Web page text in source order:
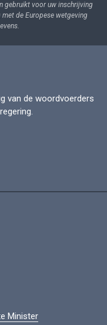
gebruikt voor uw inschrijving
de Europese wetgeving
van de woordvoerders
Minister